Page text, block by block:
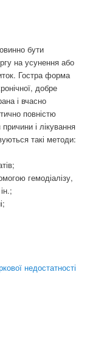
бути
на усунення або
Гостра форма
добре
і вчасно
повністю
і лікування
такі методи:
гемодіалізу,
недостатності